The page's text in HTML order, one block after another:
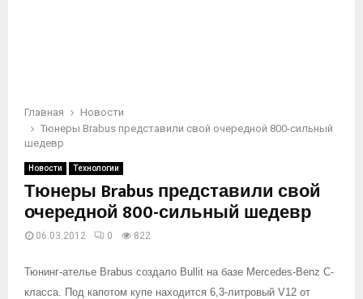
Главная
Новости
Тюнеры Brabus представили свой очередной 800-сильный
шедевр
Новости Технологии
Тюнеры Brabus представили свой
очередной 800-сильный шедевр
06.03.2012 0 822
Тюнинг-ателье Brabus создало Bullit на базе Mercedes-Benz С-
класса. Под капотом купе находится 6,3-литровый V12 от